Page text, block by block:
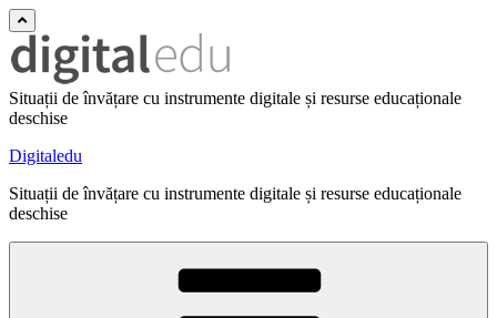
Situații de învățare cu instrumente digitale și resurse educaționale
deschise
Digitaledu
Situații de învățare cu instrumente digitale și resurse educaționale
deschise